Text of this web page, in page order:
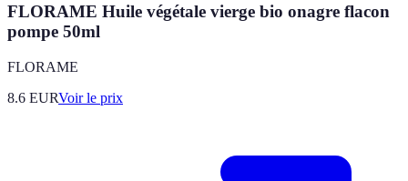
FLORAME Huile végétale vierge bio onagre flacon
pompe 50ml
FLORAME
8.6 EURVoir le prix